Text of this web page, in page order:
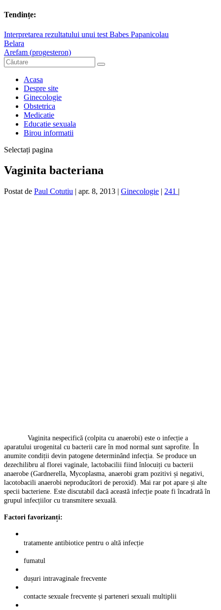
Tendințe:
Interpretarea rezultatului unui test Babes Papanicolau
Belara
Arefam (progesteron)
Acasa
Despre site
Ginecologie
Obstetrica
Medicatie
Educatie sexuala
Birou informatii
Selectați pagina
Vaginita bacteriana
Postat de Paul Cotutiu | apr. 8, 2013 | Ginecologie | 241 |
Vaginita nespecifică (colpita cu anaerobi) este o infecție a
aparatului urogenital cu bacterii care în mod normal sunt saprofite. În
anumite condiții devin patogene determinând infecția. Se produce un
dezechilibru al florei vaginale, lactobacilii fiind înlocuiți cu bacterii
anaerobe (Gardnerella, Mycoplasma, anaerobi gram pozitivi și negativi,
lacotobacili anaerobi neproducători de peroxid). Mai rar pot apare și alte
specii bacteriene. Este discutabil dacă această infecție poate fi încadrată în
grupul infecțiilor cu transmitere sexuală.
Factori favorizanți:
tratamente antibiotice pentru o altă infecție
fumatul
dușuri intravaginale frecvente
contacte sexuale frecvente și parteneri sexuali multiplii